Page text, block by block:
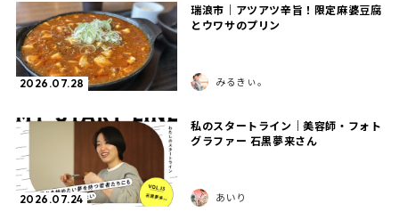
2026.07.28
瑞浪市｜アツアツ辛旨！限定麻婆豆腐
とウワサのプリン
みるきぃ。
2026.07.24
私のスタートライン｜美容師・フォト
グラファー 石黒夢来さん
あいり